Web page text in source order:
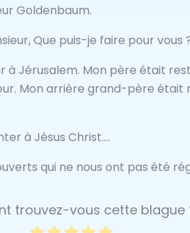
Goldenbaum.
Que puis-je faire pour vous
à Jérusalem. Mon père était
Mon arrière grand-père était
à Jésus Christ….
qui ne nous ont pas été
trouvez-vous cette blague